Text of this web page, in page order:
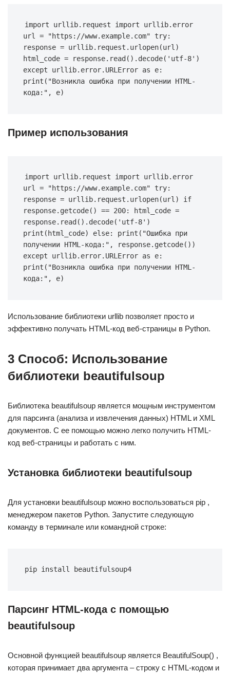
import urllib.request import urllib.error
url = "https://www.example.com" try:
response = urllib.request.urlopen(url)
html_code = response.read().decode('utf-8')
except urllib.error.URLError as e:
print("Возникла ошибка при получении HTML-
кода:", e)
Пример использования
import urllib.request import urllib.error
url = "https://www.example.com" try:
response = urllib.request.urlopen(url) if
response.getcode() == 200: html_code =
response.read().decode('utf-8')
print(html_code) else: print("Ошибка при
получении HTML-кода:", response.getcode())
except urllib.error.URLError as e:
print("Возникла ошибка при получении HTML-
кода:", e)
Использование библиотеки urllib позволяет просто и
эффективно получать HTML-код веб-страницы в Python.
3 Способ: Использование
библиотеки beautifulsoup
Библиотека beautifulsoup является мощным инструментом
для парсинга (анализа и извлечения данных) HTML и XML
документов. С ее помощью можно легко получить HTML-
код веб-страницы и работать с ним.
Установка библиотеки beautifulsoup
Для установки beautifulsoup можно воспользоваться pip ,
менеджером пакетов Python. Запустите следующую
команду в терминале или командной строке:
pip install beautifulsoup4
Парсинг HTML-кода с помощью
beautifulsoup
Основной функцией beautifulsoup является BeautifulSoup() ,
которая принимает два аргумента – строку с HTML-кодом и